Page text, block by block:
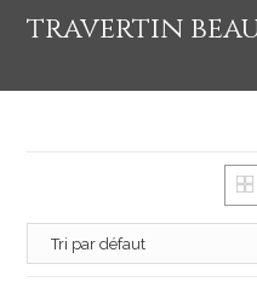
travertin